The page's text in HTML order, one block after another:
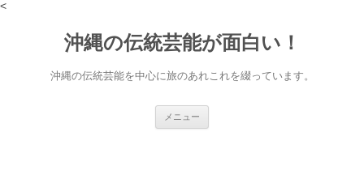
<
沖縄の伝統芸能が面白い！
沖縄の伝統芸能を中心に旅のあれこれを綴っています。
メニュー